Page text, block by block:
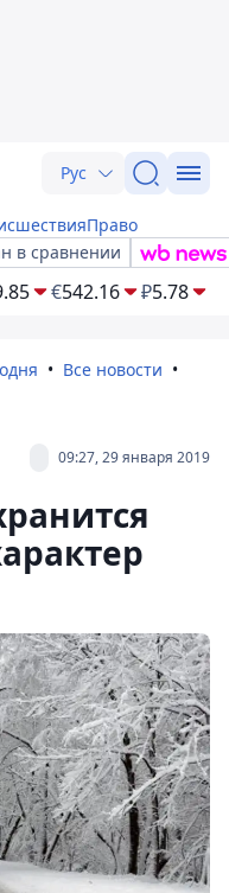
Рус
Право
в сравнении
€542.16 ₽5.78
Все новости
09:27, 29 января 2019